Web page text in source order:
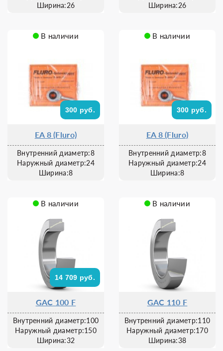
Ширина:26
Ширина:26
В наличии
300 руб.
EA 8 (Fluro)
Внутренний диаметр:8
Наружный диаметр:24
Ширина:8
В наличии
300 руб.
EA 8 (Fluro)
Внутренний диаметр:8
Наружный диаметр:24
Ширина:8
В наличии
14 709 руб.
GAC 100 F
Внутренний диаметр:100
Наружный диаметр:150
Ширина:32
В наличии
GAC 110 F
Внутренний диаметр:110
Наружный диаметр:170
Ширина:38